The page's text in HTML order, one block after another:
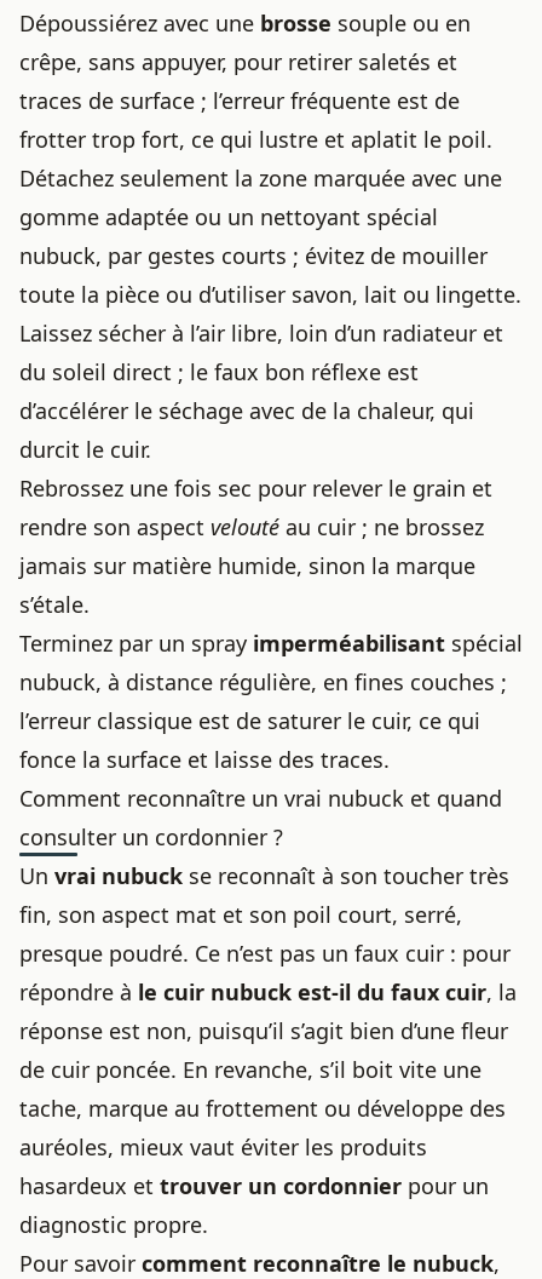
Dépoussiérez avec une brosse souple ou en
crêpe, sans appuyer, pour retirer saletés et
traces de surface ; l’erreur fréquente est de
frotter trop fort, ce qui lustre et aplatit le poil.
Détachez seulement la zone marquée avec une
gomme adaptée ou un nettoyant spécial
nubuck, par gestes courts ; évitez de mouiller
toute la pièce ou d’utiliser savon, lait ou lingette.
Laissez sécher à l’air libre, loin d’un radiateur et
du soleil direct ; le faux bon réflexe est
d’accélérer le séchage avec de la chaleur, qui
durcit le cuir.
Rebrossez une fois sec pour relever le grain et
rendre son aspect velouté au cuir ; ne brossez
jamais sur matière humide, sinon la marque
s’étale.
Terminez par un spray imperméabilisant spécial
nubuck, à distance régulière, en fines couches ;
l’erreur classique est de saturer le cuir, ce qui
fonce la surface et laisse des traces.
Comment reconnaître un vrai nubuck et quand
consulter un cordonnier ?
Un vrai nubuck se reconnaît à son toucher très
fin, son aspect mat et son poil court, serré,
presque poudré. Ce n’est pas un faux cuir : pour
répondre à le cuir nubuck est-il du faux cuir, la
réponse est non, puisqu’il s’agit bien d’une fleur
de cuir poncée. En revanche, s’il boit vite une
tache, marque au frottement ou développe des
auréoles, mieux vaut éviter les produits
hasardeux et trouver un cordonnier pour un
diagnostic propre.
Pour savoir comment reconnaître le nubuck,